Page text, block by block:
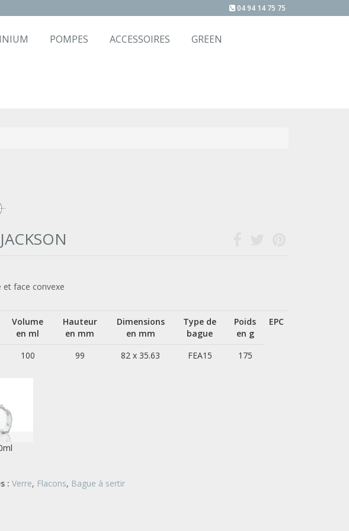
04 94 14 75 75
POMPES ACCESSOIRES GREEN
et face convexe
Volume
en ml
Hauteur
en mm
Dimensions
en mm
Type de
bague
Poids
en g
EPC
100 99 82 x 35.63 FEA15 175
: Verre, Flacons, Bague à sertir